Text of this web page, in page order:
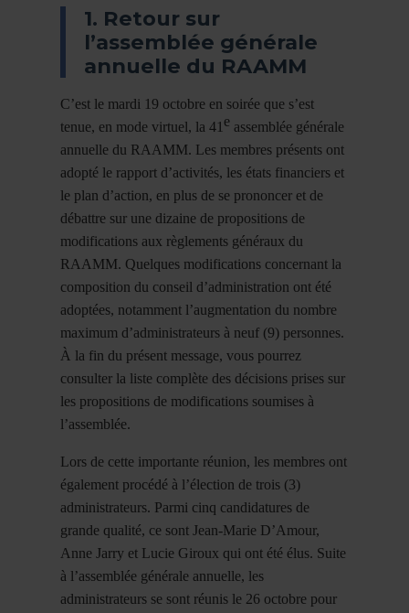
1. Retour sur
l’assemblée générale
annuelle du RAAMM
C’est le mardi 19 octobre en soirée que s’est
tenue, en mode virtuel, la 41 e assemblée générale
annuelle du RAAMM. Les membres présents ont
adopté le rapport d’activités, les états financiers et
le plan d’action, en plus de se prononcer et de
débattre sur une dizaine de propositions de
modifications aux règlements généraux du
RAAMM. Quelques modifications concernant la
composition du conseil d’administration ont été
adoptées, notamment l’augmentation du nombre
maximum d’administrateurs à neuf (9) personnes.
À la fin du présent message, vous pourrez
consulter la liste complète des décisions prises sur
les propositions de modifications soumises à
l’assemblée.
Lors de cette importante réunion, les membres ont
également procédé à l’élection de trois (3)
administrateurs. Parmi cinq candidatures de
grande qualité, ce sont Jean-Marie D’Amour,
Anne Jarry et Lucie Giroux qui ont été élus. Suite
à l’assemblée générale annuelle, les
administrateurs se sont réunis le 26 octobre pour